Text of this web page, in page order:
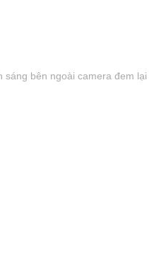
bên ngoài camera đem lại